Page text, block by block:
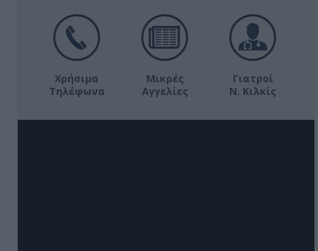
Χρήσιμα
Τηλέφωνα
Μικρές
Αγγελίες
Γιατροί
Ν. Κιλκίς